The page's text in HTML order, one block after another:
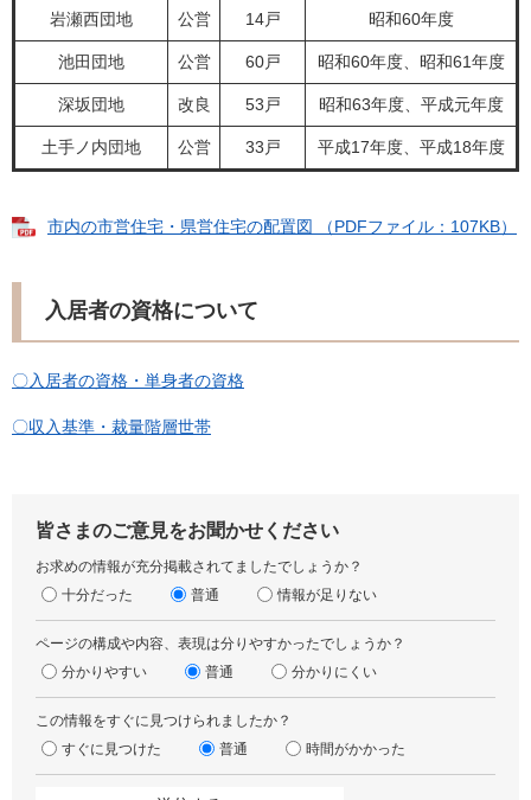
岩瀬西団地 公営 14戸 昭和60年度
池田団地 公営 60戸 昭和60年度、昭和61年度
深坂団地 改良 53戸 昭和63年度、平成元年度
土手ノ内団地 公営 33戸 平成17年度、平成18年度
市内の市営住宅・県営住宅の配置図 （PDFファイル：107KB）
入居者の資格について
〇入居者の資格・単身者の資格
〇収入基準・裁量階層世帯
皆さまのご意見をお聞かせください
お求めの情報が充分掲載されてましたでしょうか？
十分だった
普通 情報が足りない
ページの構成や内容、表現は分りやすかったでしょうか？
分かりやすい
普通 分かりにくい
この情報をすぐに見つけられましたか？
すぐに見つけた
普通 時間がかかった